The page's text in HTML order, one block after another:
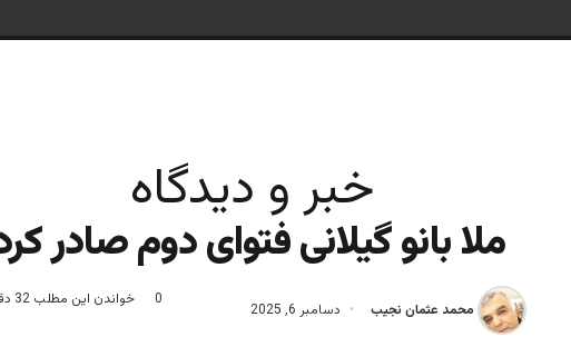
خبر و دیدگاه
ملا بانو گیلانی فتوای دوم صادر
محمد عثمان نجیب دسامبر 6, 2025
0 خواندن این مطلب 32 دقیقه زمان میبرد